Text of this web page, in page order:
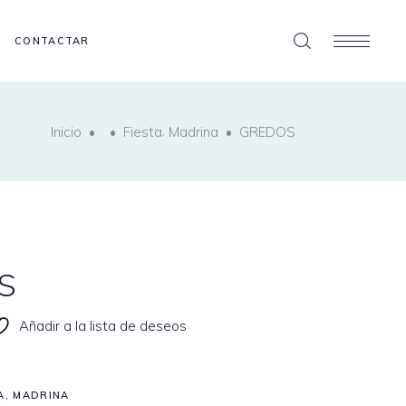
CONTACTAR
Inicio • • Fiesta, Madrina • GREDOS
Añadir a la lista de deseos
,MADRINA